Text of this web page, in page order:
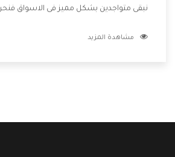
نبقى متواجدين بشكل مميز فى الاسواق
الشركة بها والتى تكون منها خدمة الصيانة
مشاهدة المزيد